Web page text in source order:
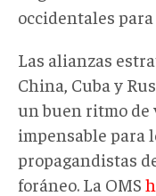
occidentales
Las alianzas
China, Cuba y
un buen ritmo de
impensable para
propagandistas
foráneo. La OMS